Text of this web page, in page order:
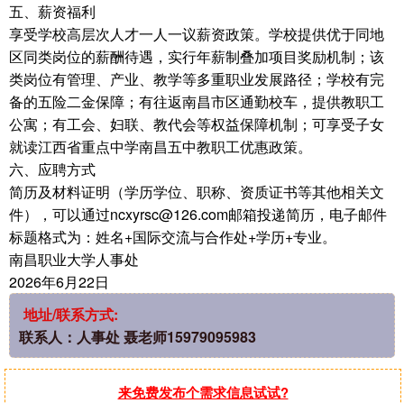
五、薪资福利
享受学校高层次人才一人一议薪资政策。学校提供优于同地
区同类岗位的薪酬待遇，实行年薪制叠加项目奖励机制；该
类岗位有管理、产业、教学等多重职业发展路径；学校有完
备的五险二金保障；有往返南昌市区通勤校车，提供教职工
公寓；有工会、妇联、教代会等权益保障机制；可享受子女
就读江西省重点中学南昌五中教职工优惠政策。
六、应聘方式
简历及材料证明（学历学位、职称、资质证书等其他相关文
件），可以通过ncxyrsc@126.com邮箱投递简历，电子邮件
标题格式为：姓名+国际交流与合作处+学历+专业。
南昌职业大学人事处
2026年6月22日
地址/联系方式:
联系人：人事处 聂老师15979095983
来免费发布个需求信息试试?